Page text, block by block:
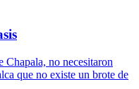
Chapala, no necesitaron
que no existe un brote de